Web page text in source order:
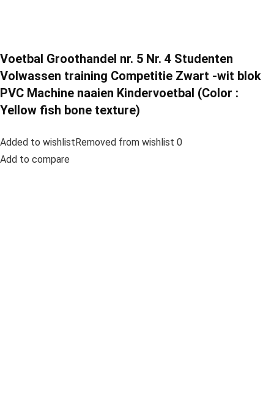
Voetbal Groothandel nr. 5 Nr. 4 Studenten
Volwassen training Competitie Zwart -wit blok
PVC Machine naaien Kindervoetbal (Color :
Yellow fish bone texture)
Added to wishlistRemoved from wishlist 0
Add to compare